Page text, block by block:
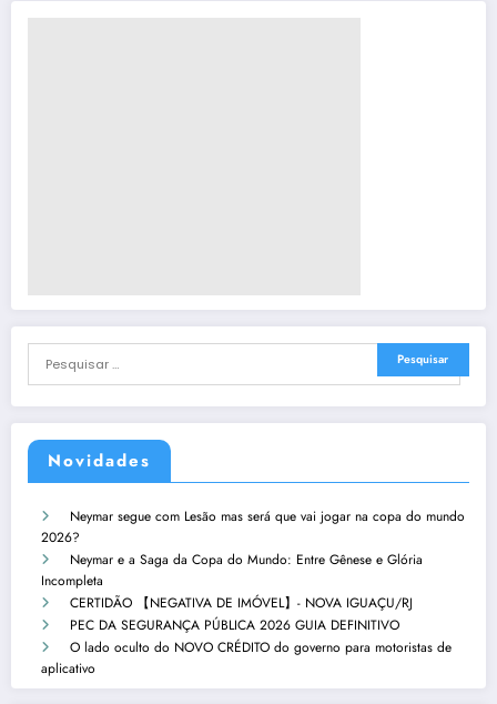
Novidades
Neymar segue com Lesão mas será que vai jogar na copa do mundo
2026?
Neymar e a Saga da Copa do Mundo: Entre Gênese e Glória
Incompleta
CERTIDÃO 【NEGATIVA DE IMÓVEL】- NOVA IGUAÇU/RJ
PEC DA SEGURANÇA PÚBLICA 2026 GUIA DEFINITIVO
O lado oculto do NOVO CRÉDITO do governo para motoristas de
aplicativo